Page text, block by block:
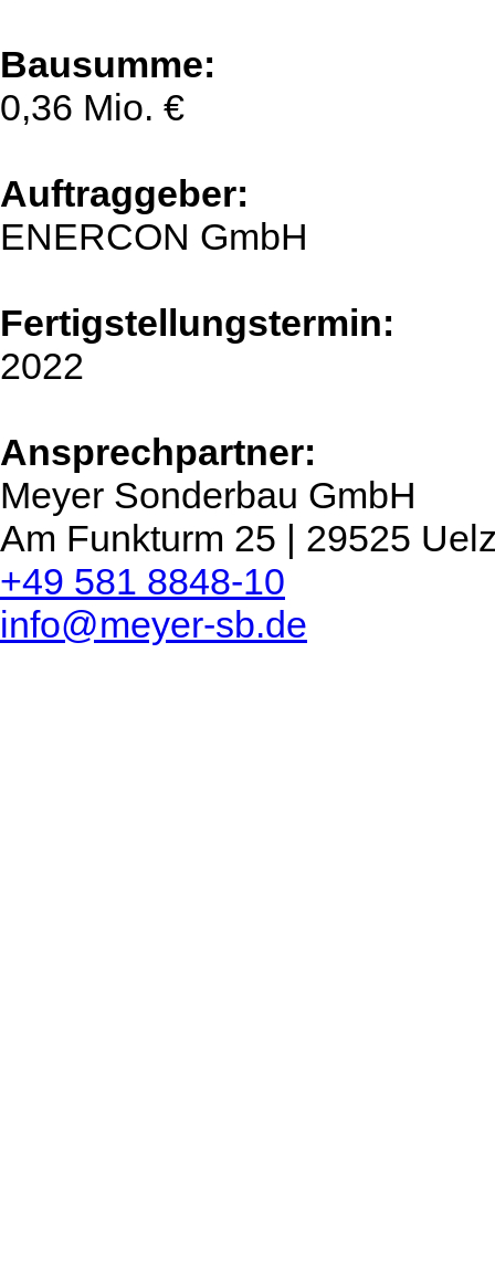
Bausumme:
0,36 Mio. €
Auftraggeber:
ENERCON GmbH
Fertigstellungstermin:
2022
Ansprechpartner:
Meyer Sonderbau GmbH
Am Funkturm 25 | 29525
+49 581 8848-10
info@meyer-sb.de